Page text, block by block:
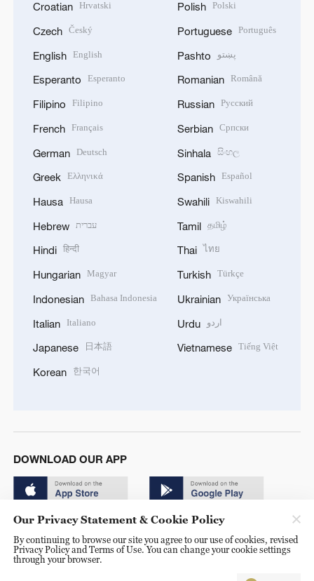
Croatian Hrvatski
Czech Český
English English
Esperanto Esperanto
Filipino Filipino
French Français
German Deutsch
Greek Ελληνικά
Hausa Hausa
Hebrew עברית
Hindi हिन्दी
Hungarian Magyar
Indonesian Bahasa Indonesia
Italian Italiano
Japanese 日本語
Korean 한국어
Polish Polski
Portuguese Português
Pashto پښتو
Romanian Română
Russian Русский
Serbian Српски
Sinhala සිංහල
Spanish Español
Swahili Kiswahili
Tamil தமிழ்
Thai ไทย
Turkish Türkçe
Ukrainian Українська
Urdu اردو
Vietnamese Tiếng Việt
DOWNLOAD OUR APP
© China Radio International.CRI. All Rights Reserved. 16A
Our Privacy Statement & Cookie Policy
By continuing to browse our site you agree to our use of cookies, revised
Privacy Policy and Terms of Use. You can change your cookie settings
through your browser.